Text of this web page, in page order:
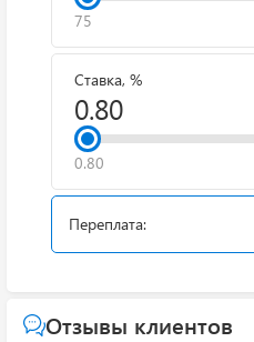
75
Ставка, %
0.80
Переплата:
Отзывы клиентов